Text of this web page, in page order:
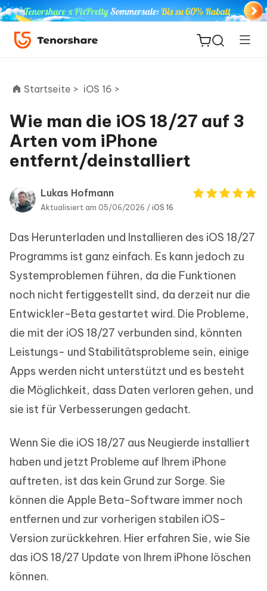
ReiBoot
for iOS
PDF
Editor
Neu
iAnyGo
Startseite > iOS 16 >
Wie man die iOS 18/27 auf 3
Arten vom iPhone
entfernt/deinstalliert
Lukas Hofmann
Aktualisiert am 05/06/2026 / iOS 16
Das Herunterladen und Installieren des iOS 18/27
Programms ist ganz einfach. Es kann jedoch zu
Systemproblemen führen, da die Funktionen
noch nicht fertiggestellt sind, da derzeit nur die
Entwickler-Beta gestartet wird. Die Probleme,
die mit der iOS 18/27 verbunden sind, könnten
Leistungs- und Stabilitätsprobleme sein, einige
Apps werden nicht unterstützt und es besteht
die Möglichkeit, dass Daten verloren gehen, und
sie ist für Verbesserungen gedacht.
Wenn Sie die iOS 18/27 aus Neugierde installiert
haben und jetzt Probleme auf Ihrem iPhone
auftreten, ist das kein Grund zur Sorge. Sie
können die Apple Beta-Software immer noch
entfernen und zur vorherigen stabilen iOS-
Version zurückkehren. Hier erfahren Sie, wie Sie
das iOS 18/27 Update von Ihrem iPhone löschen
können.